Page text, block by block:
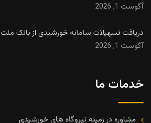
آگوست 1, 2026
دریافت تسهیلات سامانه خورشیدی از بانک ملت
آگوست 1, 2026
خدمات ما
مشاوره در زمینه نیروگاه های خورشیدی